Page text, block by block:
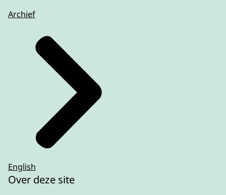
Archief
English
Over deze site